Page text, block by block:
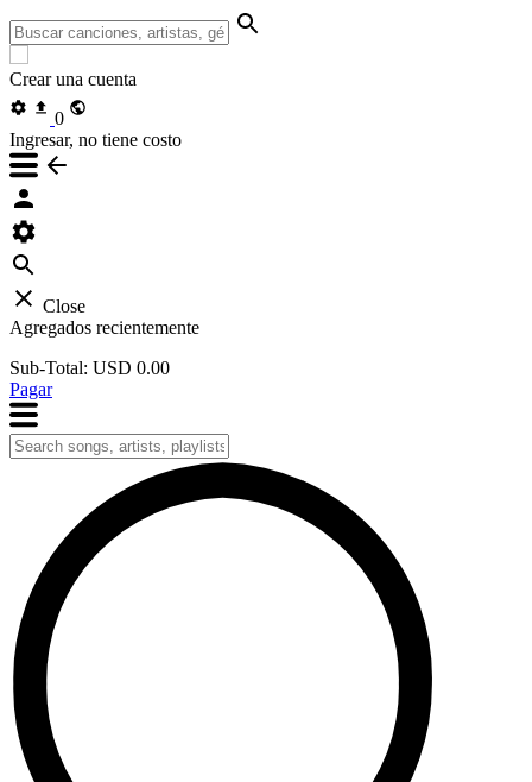
Crear una cuenta
0
Ingresar, no tiene costo
Close
Agregados recientemente
Sub-Total: USD 0.00
Pagar